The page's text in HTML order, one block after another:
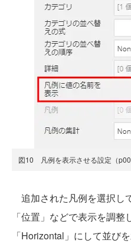
図10 凡例を表示させる設定（
追加された凡例を選択し
「位置」などで表示を調
「Horizontal」にして並び